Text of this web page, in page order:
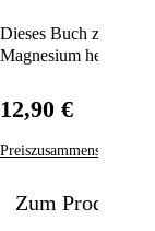
Dieses Buch zeigt
Magnesium heilen
Zum Produkt
12,90 €
Preiszusammensetzung